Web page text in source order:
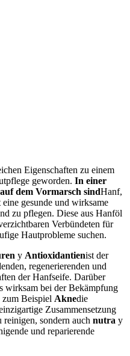
Eigenschaften zu einem
geworden. In einer
dem Vormarsch sindHanf,
gesunde und wirksame
zu pflegen. Diese aus Hanföl
Verbündeten für
Hautprobleme suchen.
y Antioxidantienist der
regenerierenden und
der Hanfseife. Darüber
wirksam bei der Bekämpfung
Beispiel Aknedie
Zusammensetzung
sondern auch nutra y
und reparierende